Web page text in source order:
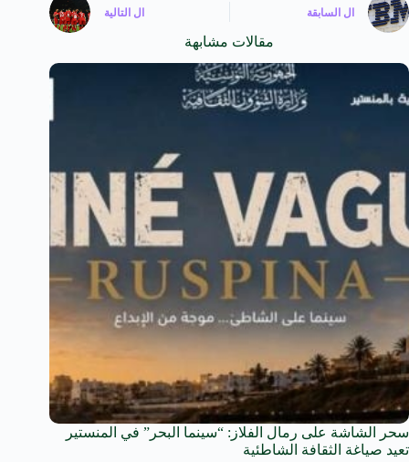
ال السابقة ال التالية
مقالات مشابهة
سحر الشاشة على رمال الفلاز: “سينما البحر” في المنستير
تعيد صياغة الثقافة الشاطئية